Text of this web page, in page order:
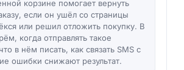
корзине помогает вернуть
если он ушёл со страницы
или решил отложить покупку. В
когда отправлять такое
в нём писать, как связать SMS с
ошибки снижают результат.